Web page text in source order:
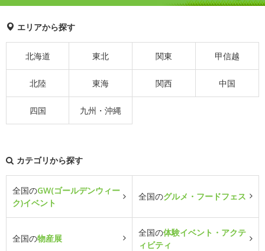
エリアから探す
北海道 東北 関東 甲信越
北陸 東海 関西 中国
四国 九州・沖縄
カテゴリから探す
全国のGW(ゴールデンウィー
ク)イベント
全国のグルメ・フードフェス
全国の物産展
全国の体験イベント・アクテ
ィビティ